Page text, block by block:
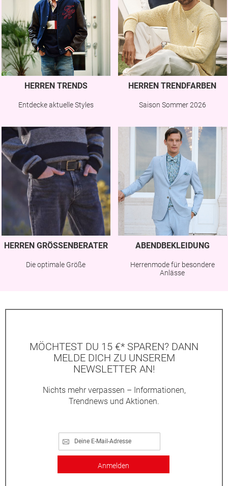
HERREN TRENDS
Entdecke aktuelle Styles
HERREN TRENDFARBEN
Saison Sommer 2026
HERREN GRÖSSENBERATER
Die optimale Größe
ABENDBEKLEIDUNG
Herrenmode für besondere
Anlässe
MÖCHTEST DU 15 €* SPAREN? DANN
MELDE DICH ZU UNSEREM
NEWSLETTER AN!
Nichts mehr verpassen – Informationen,
Trendnews und Aktionen.
Anmelden